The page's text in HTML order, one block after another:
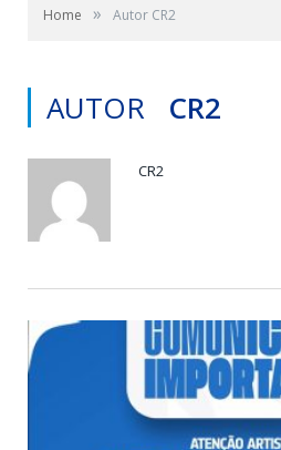
Home » Autor CR2
AUTOR CR2
CR2